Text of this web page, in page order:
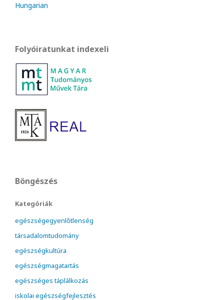
Hungarian
Folyóiratunkat indexeli
Böngészés
Kategóriák
egészségegyenlőtlenség
társadalomtudomány
egészségkultúra
egészségmagatartás
egészséges táplálkozás
iskolai egészségfejlesztés